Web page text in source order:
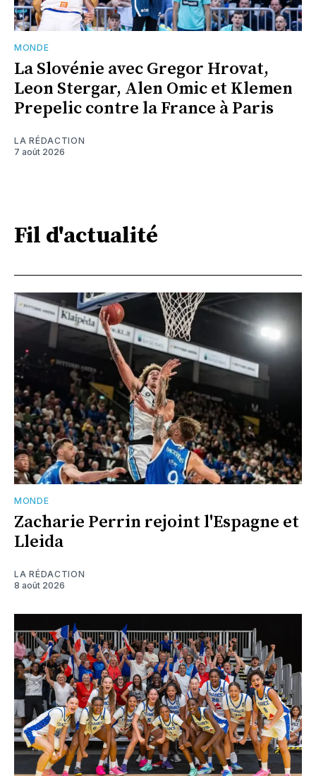
MONDE
La Slovénie avec Gregor Hrovat,
Leon Stergar, Alen Omic et Klemen
Prepelic contre la France à Paris
LA RÉDACTION
7 août 2026
Fil d'actualité
MONDE
Zacharie Perrin rejoint l'Espagne et
Lleida
LA RÉDACTION
8 août 2026